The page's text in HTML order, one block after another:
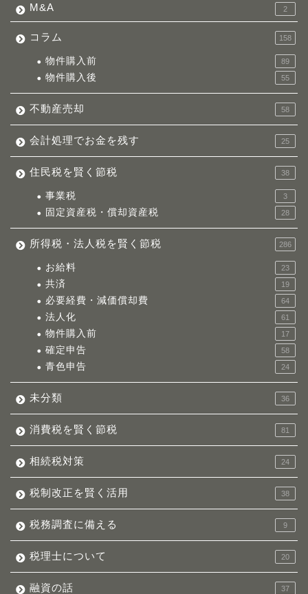
M&A 2
コラム 158
物件購入前 89
物件購入後 55
不動産売却 58
会計処理でお金を残す 25
住民税を賢く節税 38
事業税 3
固定資産税・償却資産税 28
所得税・法人税を賢く節税 286
お給料 23
共済 19
必要経費・減価償却費 64
法人化 61
物件購入前 17
確定申告 58
青色申告 24
未分類 36
消費税を賢く節税 81
相続税対策 24
税制改正を賢く活用 38
税務調査に備える 9
税理士について 20
融資の話 37